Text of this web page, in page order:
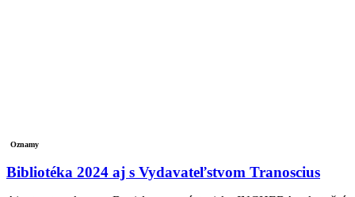
Oznamy
Bibliotéka 2024 aj s Vydavateľstvom Tranoscius